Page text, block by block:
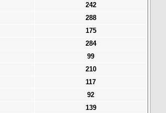
242
288
175
284
99
210
117
92
139